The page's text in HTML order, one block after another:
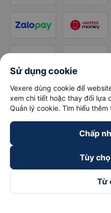
Sử dụng cookie
Vexere dùng cookie để
xem chi tiết hoặc thay đổi lựa
Quản lý cookie. Tìm hiểu thêm
Chấp
Tùy
Từ